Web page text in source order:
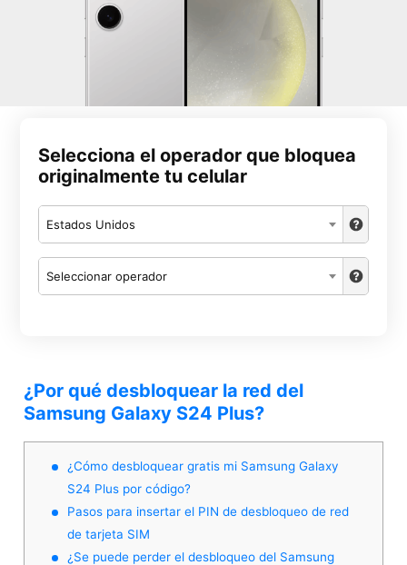
Selecciona el operador que bloquea
originalmente tu celular
Estados Unidos
Seleccionar operador
¿Por qué desbloquear la red del
Samsung Galaxy S24 Plus?
¿Cómo desbloquear gratis mi Samsung Galaxy
S24 Plus por código?
Pasos para insertar el PIN de desbloqueo de red
de tarjeta SIM
¿Se puede perder el desbloqueo del Samsung